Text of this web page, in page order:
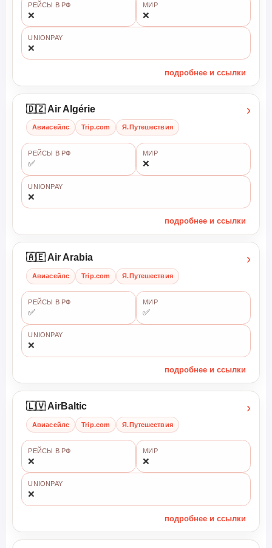
РЕЙСЫ В РФ
❌
МИР
❌
UNIONPAY
❌
подробнее и ссылки
🇩🇿 Air Algérie
Авиасейлс Trip.com Я.Путешествия
›
РЕЙСЫ В РФ
✅
МИР
❌
UNIONPAY
❌
подробнее и ссылки
🇦🇪 Air Arabia
Авиасейлс Trip.com Я.Путешествия
›
РЕЙСЫ В РФ
✅
МИР
✅
UNIONPAY
❌
подробнее и ссылки
🇱🇻 AirBaltic
Авиасейлс Trip.com Я.Путешествия
›
РЕЙСЫ В РФ
❌
МИР
❌
UNIONPAY
❌
подробнее и ссылки